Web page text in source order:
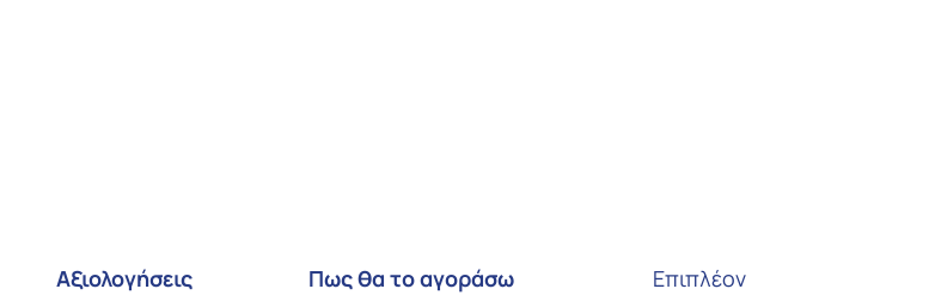
Αξιολογήσεις Πως θα το αγοράσω Επιπλέον